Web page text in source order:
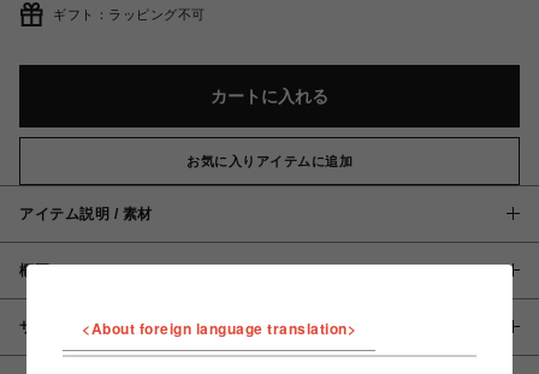
ギフト：ラッピング不可
カートに入れる
お気に入りアイテムに追加
アイテム説明 / 素材
概要
サイズ <About foreign language translation>